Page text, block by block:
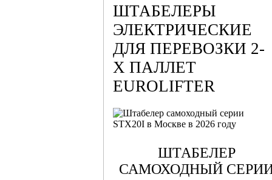
ШТАБЕЛЕРЫ
ЭЛЕКТРИЧЕСКИЕ
ДЛЯ ПЕРЕВОЗКИ 2-
Х ПАЛЛЕТ
EUROLIFTER
ШТАБЕЛЕР
САМОХОДНЫЙ